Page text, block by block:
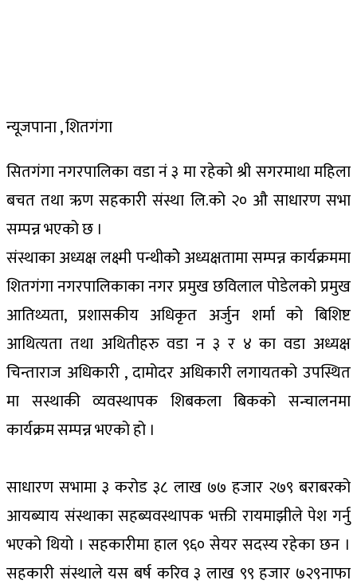
न्यूजपाना , शितगंगा
सितगंगा नगरपालिका वडा नं ३ मा रहेको श्री सगरमाथा महिला
बचत तथा ऋण सहकारी संस्था लि.को २० औ साधारण सभा
सम्पन्न भएको छ ।
संस्थाका अध्यक्ष लक्ष्मी पन्थीकोे अध्यक्षतामा सम्पन्न कार्यक्रममा
शितगंगा नगरपालिकाका नगर प्रमुख छविलाल पोडेलको प्रमुख
आतिथ्यता, प्रशासकीय अधिकृत अर्जुन शर्मा को बिशिष्ट
आथित्यता तथा अथितीहरु वडा न ३ र ४ का वडा अध्यक्ष
चिन्ताराज अधिकारी , दामोदर अधिकारी लगायतको उपस्थित
मा सस्थाकी व्यवस्थापक शिबकला बिकको सन्चालनमा
कार्यक्रम सम्पन्न भएको हो ।
साधारण सभामा ३ करोड ३८ लाख ७७ हजार २७९ बराबरको
आयब्याय संस्थाका सहब्यवस्थापक भक्ती रायमाझीले पेश गर्नु
भएको थियो । सहकारीमा हाल ९६० सेयर सदस्य रहेका छन ।
सहकारी संस्थाले यस बर्ष करिव ३ लाख ९९ हजार ७२९नाफा